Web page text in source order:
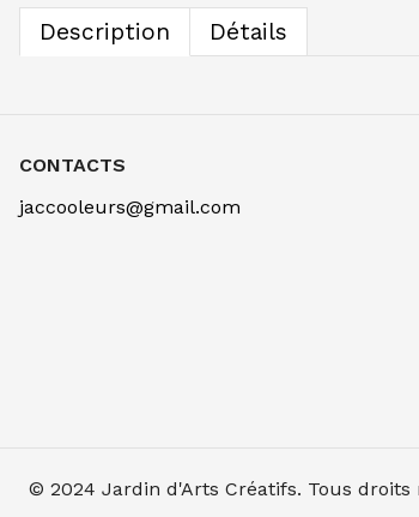
Description Détails
CONTACTS
jaccooleurs@gmail.com
© 2024 Jardin d'Arts Créatifs. Tous droits